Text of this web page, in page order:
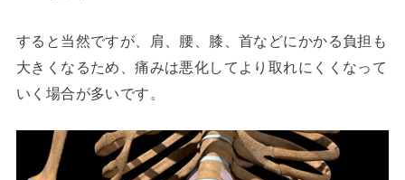
すると当然ですが、肩、腰、膝、首などにかかる負担も
大きくなるため、痛みは悪化してより取れにくくなって
いく場合が多いです。